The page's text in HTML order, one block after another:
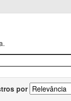
por